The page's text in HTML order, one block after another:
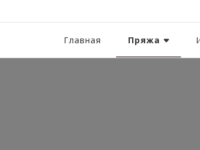
Главная Пряжа